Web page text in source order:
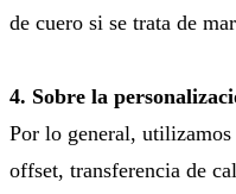
de cuero si se trata de
4. Sobre la
Por lo general,
offset, transferencia de